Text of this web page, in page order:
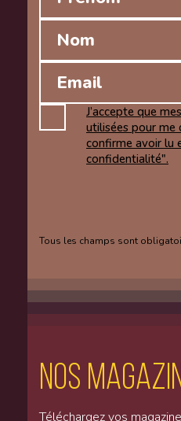
J’accepte que
utilisées pour me
confirme avoir lu
confidentialité".
Tous les champs sont
Nos
Téléchargez vos